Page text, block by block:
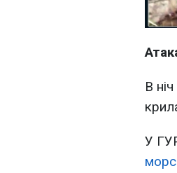
В
У